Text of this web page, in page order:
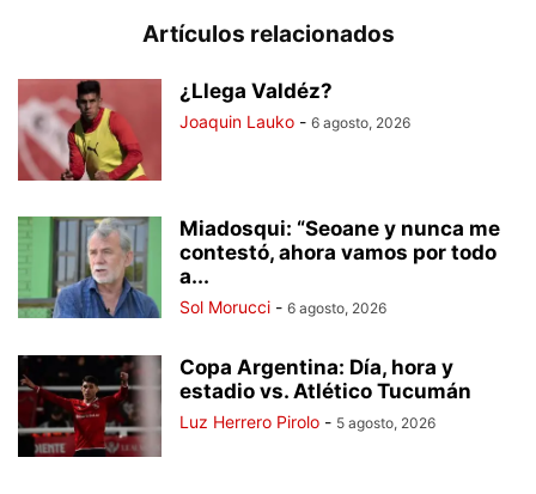
Artículos relacionados
¿Llega Valdéz?
Joaquin Lauko - 6 agosto, 2026
Miadosqui: “Seoane y nunca me
contestó, ahora vamos por todo
a...
Sol Morucci - 6 agosto, 2026
Copa Argentina: Día, hora y
estadio vs. Atlético Tucumán
Luz Herrero Pirolo - 5 agosto, 2026